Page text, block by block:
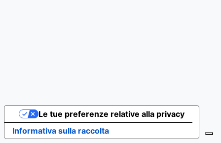
Informativa sulla raccolta
Le tue preferenze relative alla privacy